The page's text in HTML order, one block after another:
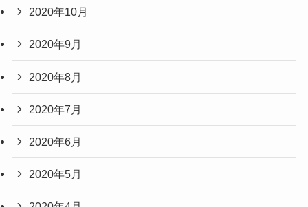
2020年10月
2020年9月
2020年8月
2020年7月
2020年6月
2020年5月